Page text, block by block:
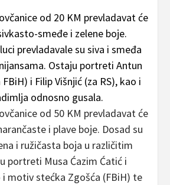
od 20 KM prevladavat će
smeđe i zelene boje.
prevladavale su siva i smeđa
Ostaju portreti Antun
i Filip Višnjić (za RS), kao i
odnosno gusala.
od 50 KM prevladavat će
i plave boje. Dosad su
i ružičasta boja u različitim
portreti Musa Ćazim Ćatić i
i motiv stećka Zgošća (FBiH) te